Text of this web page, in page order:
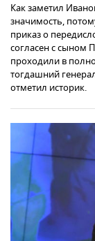
Как заметил
значимость,
приказ о
согласен с сыном
проходили в
тогдашний
отметил историк.